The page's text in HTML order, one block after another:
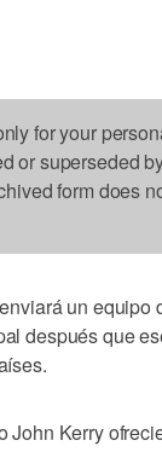
for your
or superseded
form does
un equipo
después que
John Kerry